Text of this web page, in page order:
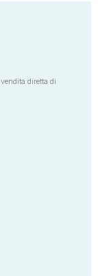
diretta di